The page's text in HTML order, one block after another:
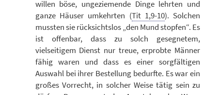
willen böse, ungeziemende Dinge lehrten und
ganze Häuser umkehrten (Tit 1,9-10). Solchen
mussten sie rücksichtslos „den Mund stopfen“. Es
ist offenbar, dass zu solch gesegnetem,
vielseitigem Dienst nur treue, erprobte Männer
fähig waren und dass es einer sorgfältigen
Auswahl bei ihrer Bestellung bedurfte. Es war ein
großes Vorrecht, in solcher Weise tätig sein zu